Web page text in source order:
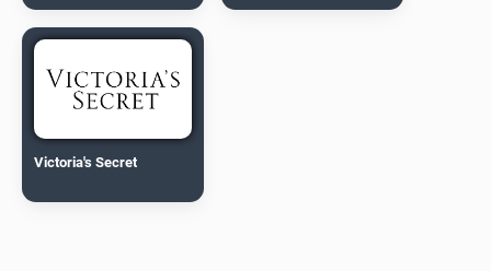
Victoria's Secret